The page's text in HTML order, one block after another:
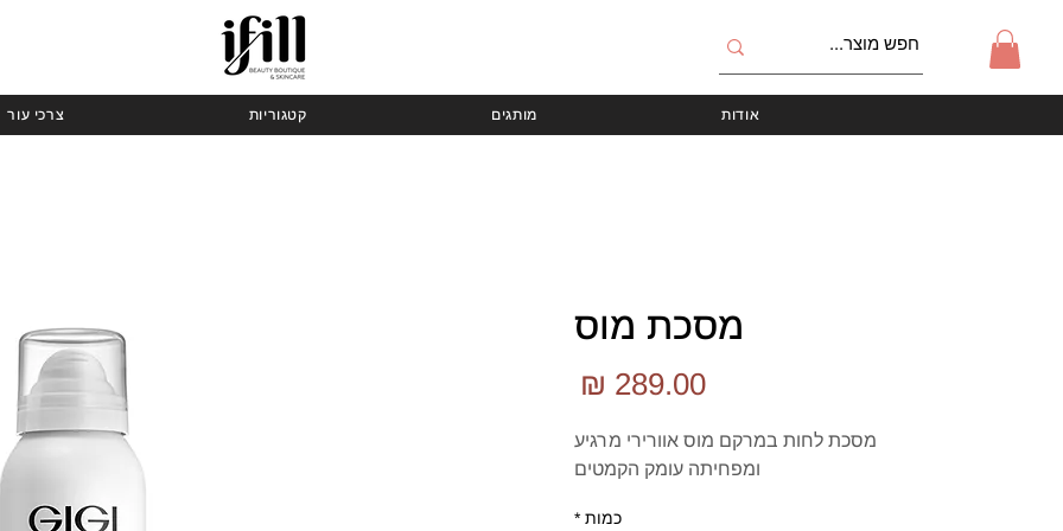
צרכי עור קטגוריות מותגים אודות
מסכת מוס
מסכת לחות במרקם מוס אוורירי מרגיע
ומפחיתה עומק הקמטים
כמות *